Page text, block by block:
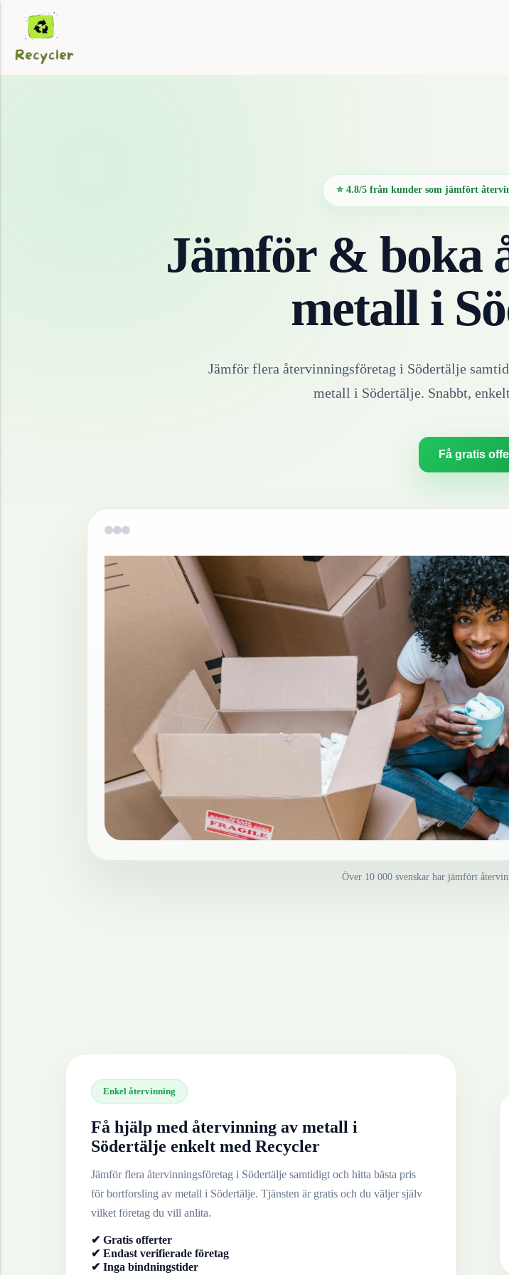
⭐ 4.8/5 från kunder som jämfört
Jämför & boka
metalli
Jämför flera återvinningsföretag i Södertälje
metall i Södertälje. Snabbt,
Få gratis
Över 10 000 svenskar har jämfört
Enkel återvinning
Få hjälp med återvinning av metall i
Södertälje enkelt med Recycler
Jämför flera återvinningsföretag i Södertälje samtidigt och hitta bästa pris
för bortforsling av metall i Södertälje. Tjänsten är gratis och du väljer själv
vilket företag du vill anlita.
✔ Gratis offerter
✔ Endast verifierade företag
✔ Inga bindningstider